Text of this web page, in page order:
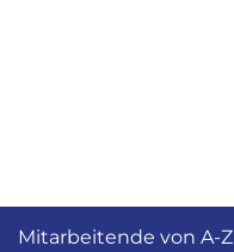
Mitarbeitende von A-Z